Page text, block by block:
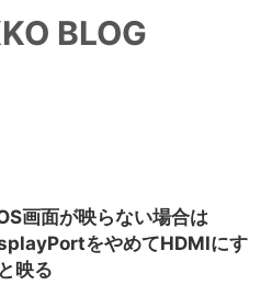
BLOG
画面が映らない場合は
をやめてHDMIにす
映る